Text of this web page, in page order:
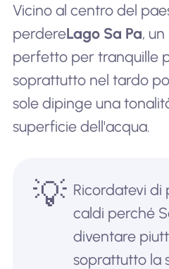
Vicino al centro del
perdereLago Sa Pa,
perfetto per tranquille
soprattutto nel tardo
sole dipinge una
superficie dell'acqua.
💡 Ricordatevi di
caldi perché
diventare
soprattutto la